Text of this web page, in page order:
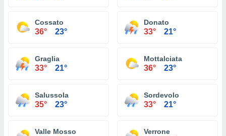
Cossato
36° 23°
Donato
33° 21°
Graglia
33° 21°
Mottalciata
36° 23°
Salussola
35° 23°
Sordevolo
33° 21°
Valle Mosso Verrone